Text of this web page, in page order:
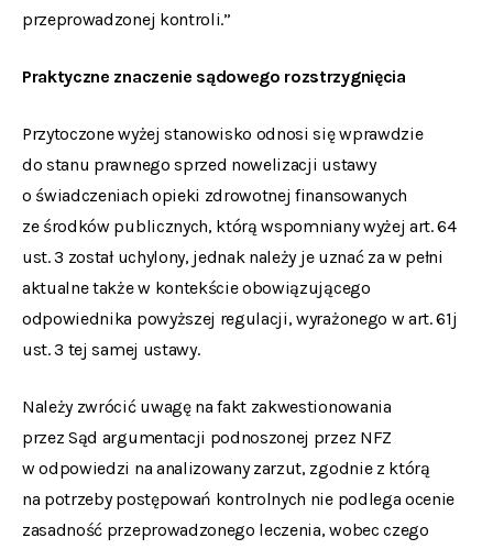
przeprowadzonej kontroli.”
Praktyczne znaczenie sądowego rozstrzygnięcia
Przytoczone wyżej stanowisko odnosi się wprawdzie
do stanu prawnego sprzed nowelizacji ustawy
o świadczeniach opieki zdrowotnej finansowanych
ze środków publicznych, którą wspomniany wyżej art. 64
ust. 3 został uchylony, jednak należy je uznać za w pełni
aktualne także w kontekście obowiązującego
odpowiednika powyższej regulacji, wyrażonego w art. 61j
ust. 3 tej samej ustawy.
Należy zwrócić uwagę na fakt zakwestionowania
przez Sąd argumentacji podnoszonej przez NFZ
w odpowiedzi na analizowany zarzut, zgodnie z którą
na potrzeby postępowań kontrolnych nie podlega ocenie
zasadność przeprowadzonego leczenia, wobec czego